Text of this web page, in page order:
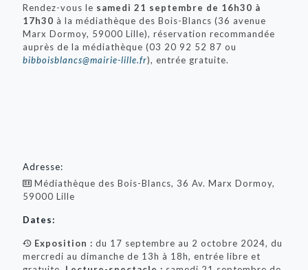
Rendez-vous le samedi 21 septembre de 16h30 à
17h30 à la médiathèque des Bois-Blancs (36 avenue
Marx Dormoy, 59000 Lille), réservation recommandée
auprès de la médiathèque (03 20 92 52 87 ou
bibboisblancs@mairie-lille.fr), entrée gratuite.
Adresse:
Médiathèque des Bois-Blancs, 36 Av. Marx Dormoy,
59000 Lille
Dates:
Exposition : du 17 septembre au 2 octobre 2024, du
mercredi au dimanche de 13h à 18h, entrée libre et